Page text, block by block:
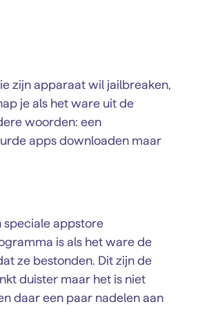
zijn apparaat wil jailbreaken,
je als het ware uit de
woorden: een
apps downloaden maar
speciale appstore
is als het ware de
ze bestonden. Dit zijn de
duister maar het is niet
daar een paar nadelen aan